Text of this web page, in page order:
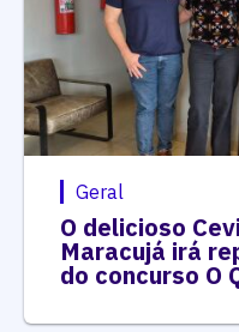
Geral
O delicioso
Maracujá irá
do concurso O